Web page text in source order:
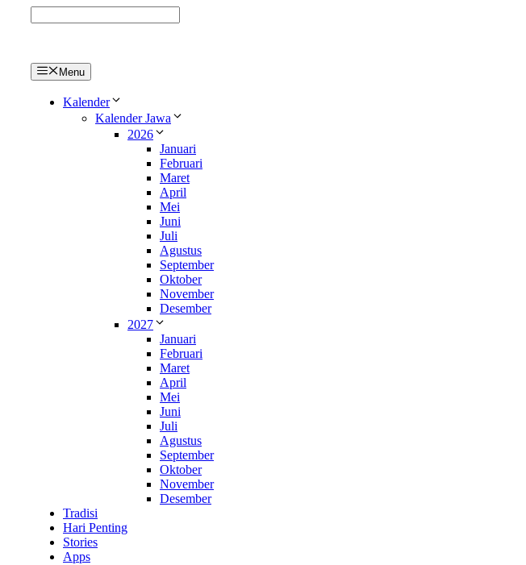
Menu
Kalender
Kalender Jawa
2026
Januari
Februari
Maret
April
Mei
Juni
Juli
Agustus
September
Oktober
November
Desember
2027
Januari
Februari
Maret
April
Mei
Juni
Juli
Agustus
September
Oktober
November
Desember
Tradisi
Hari Penting
Stories
Apps